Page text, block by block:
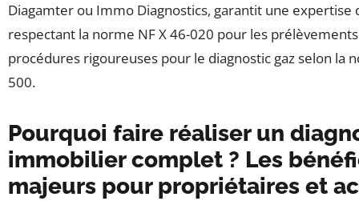
Diagamter ou Immo Diagnostics, garantit une expertise
respectant la norme NF X 46-020 pour les
procédures rigoureuses pour le diagnostic gaz selon la
500.
Pourquoi faire réaliser un
immobilier complet ? Les
majeurs pour propriétaires et